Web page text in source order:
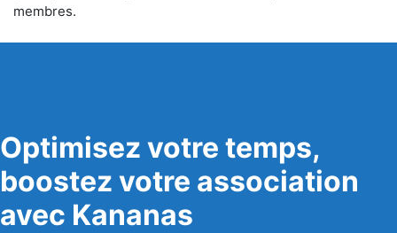
membres.
Optimisez votre temps,
boostez votre association
avec Kananas